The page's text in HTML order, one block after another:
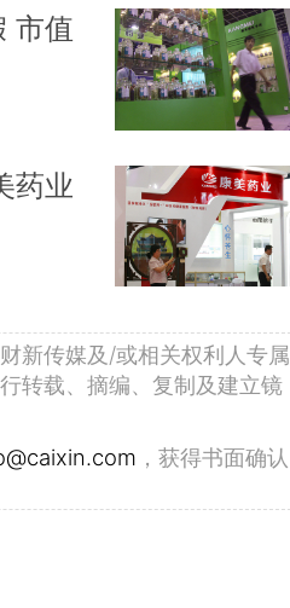
市值
药业
新传媒及/或相关权利人专属
转载、摘编、复制及建立镜
，获得书面确认